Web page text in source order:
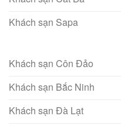
Khách sạn Sapa
Khách sạn Côn Đảo
Khách sạn Bắc Ninh
Khách sạn Đà Lạt